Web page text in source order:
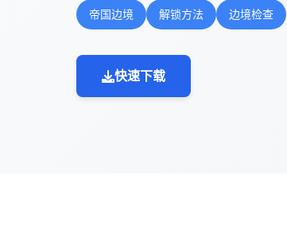
帝国边境 解锁方法 边境检查
快速下载